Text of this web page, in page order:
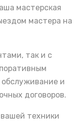
мастерская
мастера на
так и с
обслуживание и
договоров.
техники